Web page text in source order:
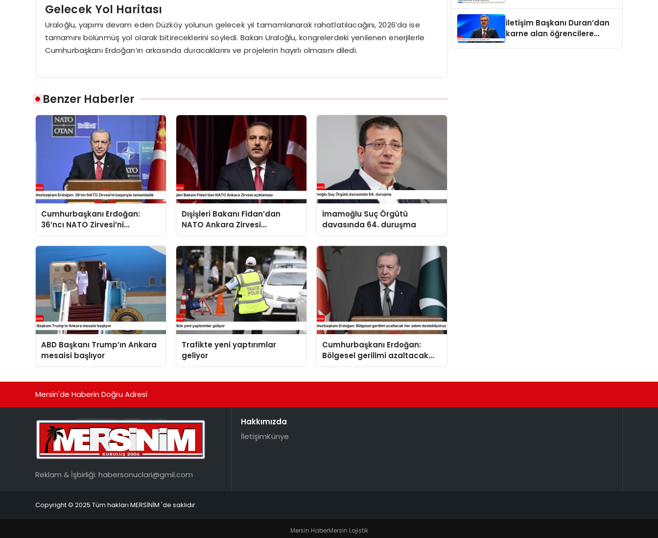
Gelecek Yol Haritası
Uraloğlu, yapımı devam eden Düzköy yolunun gelecek yıl tamamlanarak rahatlatılacağını, 2026’da ise
tamamını bölünmüş yol olarak bitireceklerini söyledi. Bakan Uraloğlu, kongrelerdeki yenilenen enerjilerle
Cumhurbaşkanı Erdoğan’ın arkasında duracaklarını ve projelerin hayırlı olmasını diledi.
Benzer Haberler
Cumhurbaşkanı Erdoğan:
36’ncı NATO Zirvesi’ni
başarıyla tamamladık
Dışişleri Bakanı Fidan’dan
NATO Ankara Zirvesi
açıklaması
İmamoğlu Suç Örgütü
davasında 64. duruşma
ABD Başkanı Trump’ın Ankara
mesaisi başlıyor
Trafikte yeni yaptırımlar
geliyor
Cumhurbaşkanı Erdoğan:
Bölgesel gerilimi azaltacak
her adımı destekliyoruz
İletişim Başkanı Duran’dan
karne alan öğrencilere
Mersin'de Haberin Doğru Adresi
Reklam & İşbirliği: habersonuclari@gmil.com
Hakkımızda
İletişimKünye
Copyright © 2025 Tüm hakları MERSİNİM 'de saklıdır.
Mersin HaberMersin Lojistik